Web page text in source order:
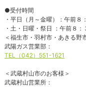
●受付時間
・平日（月～金曜）：午前８
・土・日曜・祭日 ：午前８：
＜福生市・羽村市・あきる野
武陽ガス営業部：
TEL（042）551-1621
＜武蔵村山市のお客様＞
武蔵村山営業所：